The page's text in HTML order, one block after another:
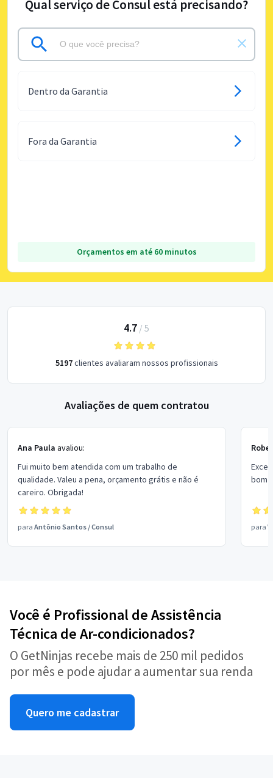
Qual serviço de Consul está precisando?
Dentro da Garantia
Fora da Garantia
Orçamentos em até 60 minutos
4.7 / 5
5197clientes avaliaram nossos profissionais
Avaliações de quem contratou
Ana Paula avaliou:
Fui muito bem atendida com um trabalho de
qualidade. Valeu a pena, orçamento grátis e não é
careiro. Obrigada!
para Antônio Santos /Consul
bom
para
Você é Profissional de Assistência
Técnica de Ar-condicionados?
O GetNinjas recebe mais de 250 mil pedidos
por mês e pode ajudar a aumentar sua renda
Quero me cadastrar